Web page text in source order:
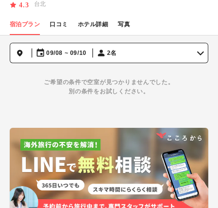
4.3 台北
宿泊プラン 口コミ ホテル詳細 写真
09/08 ~ 09/10 2名
ご希望の条件で空室が見つかりませんでした。
別の条件をお試しください。